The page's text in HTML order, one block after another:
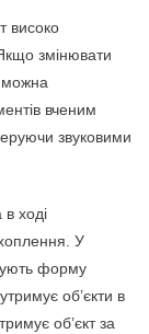
високо
змінювати
можна
вченим
звуковими
ході
У
форму
об’єкти в
об’єкт за